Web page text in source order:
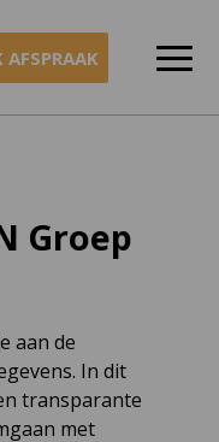
AFSPRAAK
Groep
aan de
In dit
transparante
met